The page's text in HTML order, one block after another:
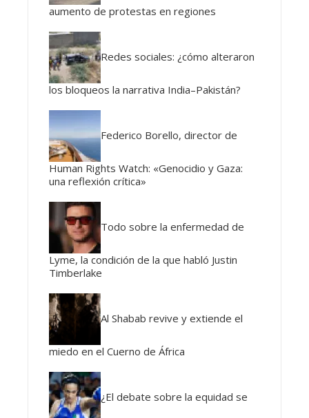
aumento de protestas en regiones
Redes sociales: ¿cómo alteraron
los bloqueos la narrativa India–Pakistán?
Federico Borello, director de
Human Rights Watch: «Genocidio y Gaza:
una reflexión crítica»
Todo sobre la enfermedad de
Lyme, la condición de la que habló Justin
Timberlake
Al Shabab revive y extiende el
miedo en el Cuerno de África
¿El debate sobre la equidad se